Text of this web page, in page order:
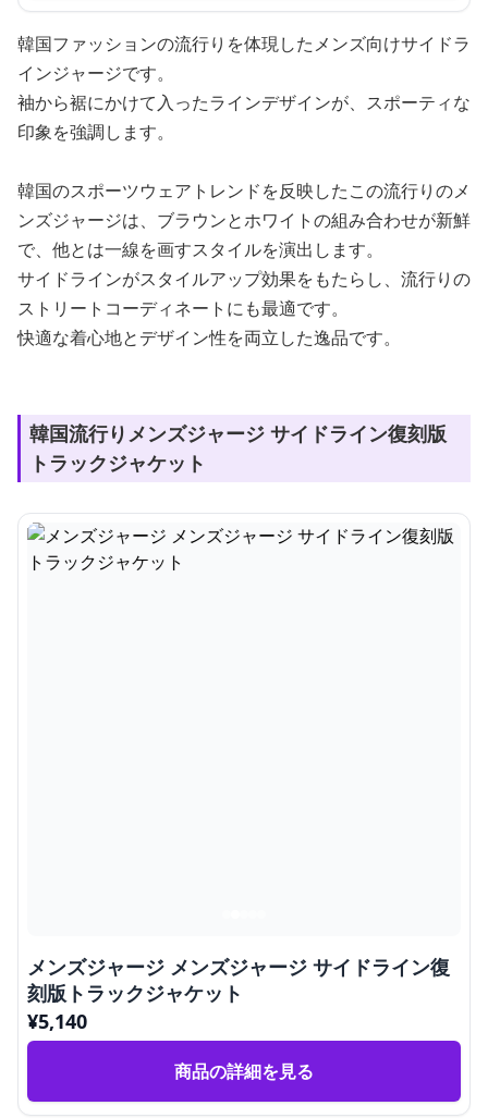
韓国ファッションの流行りを体現したメンズ向けサイドラ
インジャージです。
袖から裾にかけて入ったラインデザインが、スポーティな
印象を強調します。
韓国のスポーツウェアトレンドを反映したこの流行りのメ
ンズジャージは、ブラウンとホワイトの組み合わせが新鮮
で、他とは一線を画すスタイルを演出します。
サイドラインがスタイルアップ効果をもたらし、流行りの
ストリートコーディネートにも最適です。
快適な着心地とデザイン性を両立した逸品です。
韓国流行りメンズジャージ サイドライン復刻版
トラックジャケット
メンズジャージ メンズジャージ サイドライン復
刻版トラックジャケット
¥5,140
商品の詳細を見る